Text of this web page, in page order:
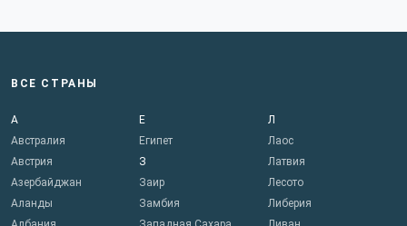
ВСЕ СТРАНЫ
А
Австралия
Австрия
Азербайджан
Аланды
Е
Египет
З
Заир
Замбия
Л
Лаос
Латвия
Лесото
Либерия